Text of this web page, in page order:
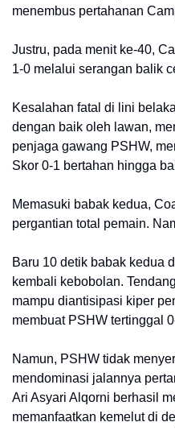
menembus pertahanan
Justru, pada menit ke-40,
1-0 melalui serangan balik
Kesalahan fatal di lini
dengan baik oleh lawan,
penjaga gawang PSHW,
Skor 0-1 bertahan hingga
Memasuki babak kedua,
pergantian total pemain.
Baru 10 detik babak kedua
kembali kebobolan.
mampu diantisipasi kiper
membuat PSHW tertinggal
Namun, PSHW tidak
mendominasi jalannya
Ari Asyari Alqorni berhasil
memanfaatkan kemelut di